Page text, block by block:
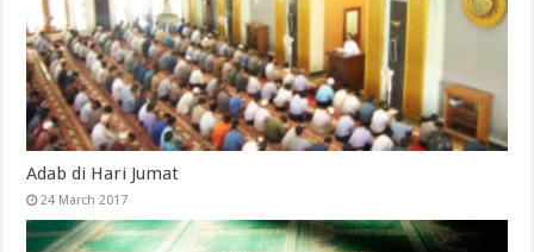
Adab di Hari Jumat
24 March 2017